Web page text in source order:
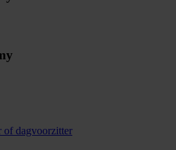
of dagvoorzitter